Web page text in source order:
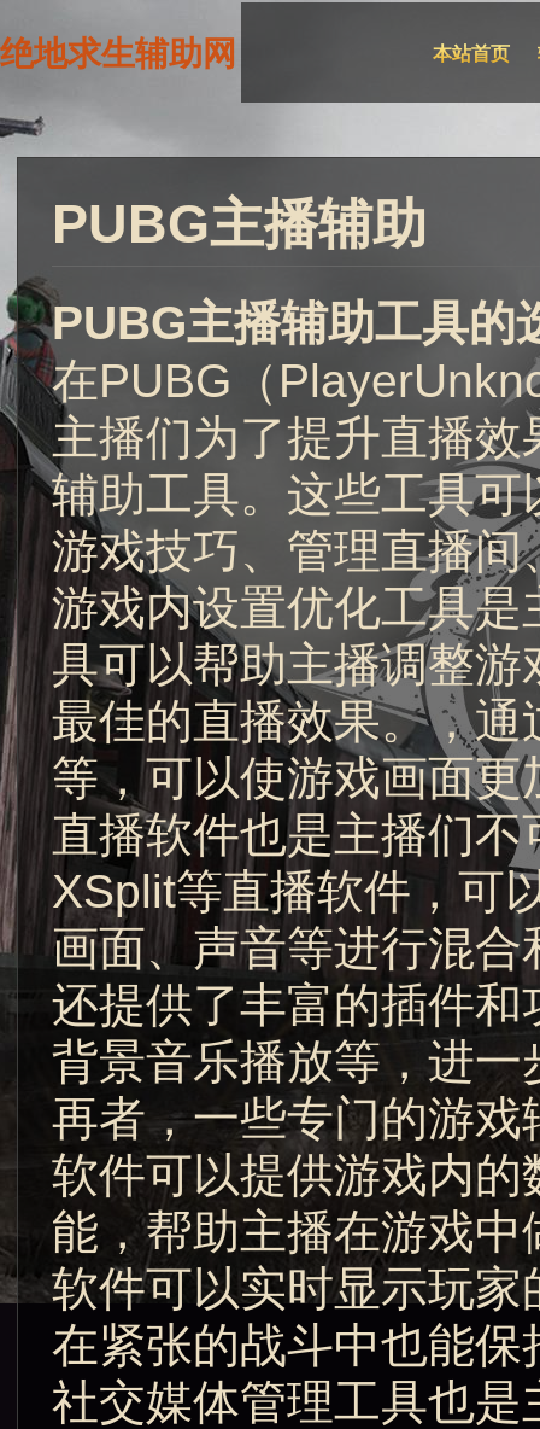
绝地求生辅助网 本站首页
PUBG主播辅助
PUBG主播辅助工具的
在PUBG（
主播们为了提升直播
辅助工具。这些工具
游戏技巧、管理直播
游戏内设置优化工具
具可以帮助主播调整
最佳的直播效果。，
等，可以使游戏画面
直播软件也是主播们
XSplit等直播软件，可
画面、声音等进行混
还提供了丰富的插件
背景音乐播放等，进
再者，一些专门的游
软件可以提供游戏内
能，帮助主播在游戏
软件可以实时显示玩
在紧张的战斗中也能保
社交媒体管理工具也